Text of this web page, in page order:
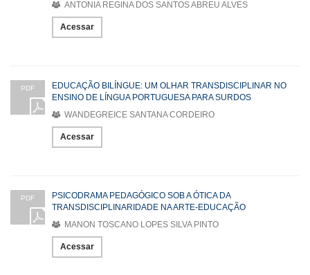
ANTONIA REGINA DOS SANTOS ABREU ALVES
Acessar
PDF
EDUCAÇÃO BILÍNGUE: UM OLHAR TRANSDISCIPLINAR NO
ENSINO DE LÍNGUA PORTUGUESA PARA SURDOS
WANDEGREICE SANTANA CORDEIRO
Acessar
PDF
PSICODRAMA PEDAGÓGICO SOB A ÓTICA DA
TRANSDISCIPLINARIDADE NA ARTE-EDUCAÇÃO
MANON TOSCANO LOPES SILVA PINTO
Acessar